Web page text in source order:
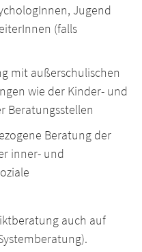
Jugend
(falls
mit außerschulischen
wie der Kinder- und
Beratungsstellen
Beratung der
inner- und
auch auf